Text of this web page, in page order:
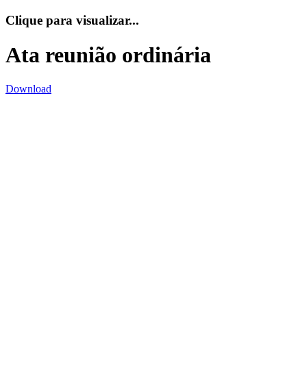
Clique para visualizar...
Ata reunião ordinária
Download